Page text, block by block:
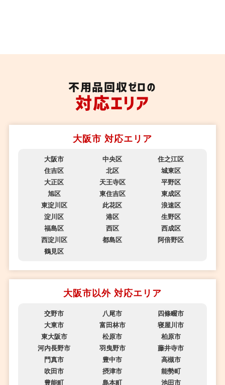
不用品回収ゼロの
対応エリア
大阪市 対応エリア
大阪市 中央区
住之江区
住吉区
北区
城東区
大正区
天王寺区
平野区
旭区
東住吉区
東成区
東淀川区
此花区
浪速区
淀川区
港区
生野区
福島区
西区
西成区
西淀川区
都島区
阿倍野区
鶴見区
大阪市以外 対応エリア
交野市 八尾市
四條畷市
大東市
富田林市
寝屋川市
東大阪市
松原市
柏原市
河内長野市
羽曳野市
藤井寺市
門真市
豊中市
高槻市
吹田市
摂津市
能勢町
豊能町
島本町 池田市